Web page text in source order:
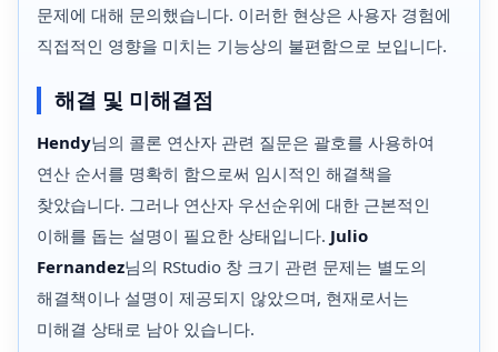
문제에 대해 문의했습니다. 이러한 현상은 사용자 경험에
직접적인 영향을 미치는 기능상의 불편함으로 보입니다.
해결 및 미해결점
Hendy님의 콜론 연산자 관련 질문은 괄호를 사용하여
연산 순서를 명확히 함으로써 임시적인 해결책을
찾았습니다. 그러나 연산자 우선순위에 대한 근본적인
이해를 돕는 설명이 필요한 상태입니다. Julio
Fernandez님의 RStudio 창 크기 관련 문제는 별도의
해결책이나 설명이 제공되지 않았으며, 현재로서는
미해결 상태로 남아 있습니다.